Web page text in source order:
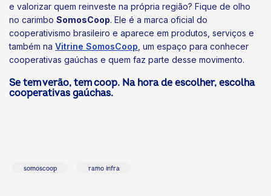
e valorizar quem reinveste na própria região? Fique de olho
no carimbo SomosCoop. Ele é a marca oficial do
cooperativismo brasileiro e aparece em produtos, serviços e
também na Vitrine SomosCoop , um espaço para conhecer
cooperativas gaúchas e quem faz parte desse movimento.
Se tem verão, tem coop. Na hora de escolher, escolha
cooperativas gaúchas.
somoscoop ramo infra